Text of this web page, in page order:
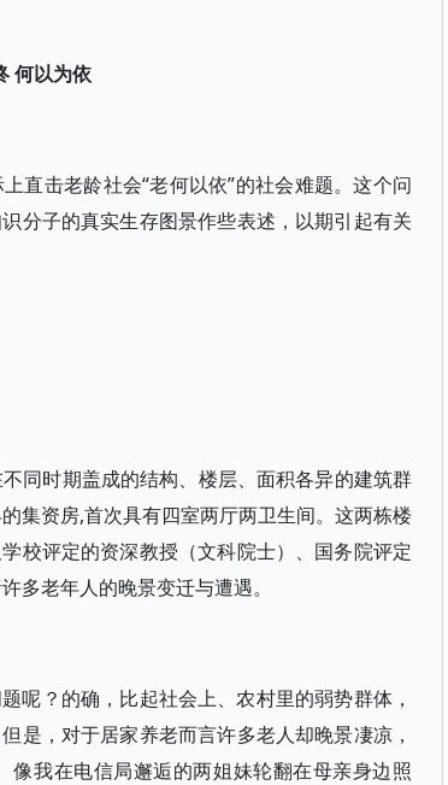
何以为依
直击老龄社会“老何以依”的社会难题。这个问
分子的真实生存图景作些表述，以期引起有关
同时期盖成的结构、楼层、面积各异的建筑群
集资房,首次具有四室两厅两卫生间。这两栋楼
校评定的资深教授（文科院士）、国务院评定
多老年人的晚景变迁与遭遇。
呢？的确，比起社会上、农村里的弱势群体，
是，对于居家养老而言许多老人却晚景凄凉，
我在电信局邂逅的两姐妹轮翻在母亲身边照